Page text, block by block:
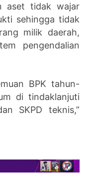
aset tidak wajar
sehingga tidak
milik daerah,
pengendalian
BPK tahun-
di tindaklanjuti
SKPD teknis,”